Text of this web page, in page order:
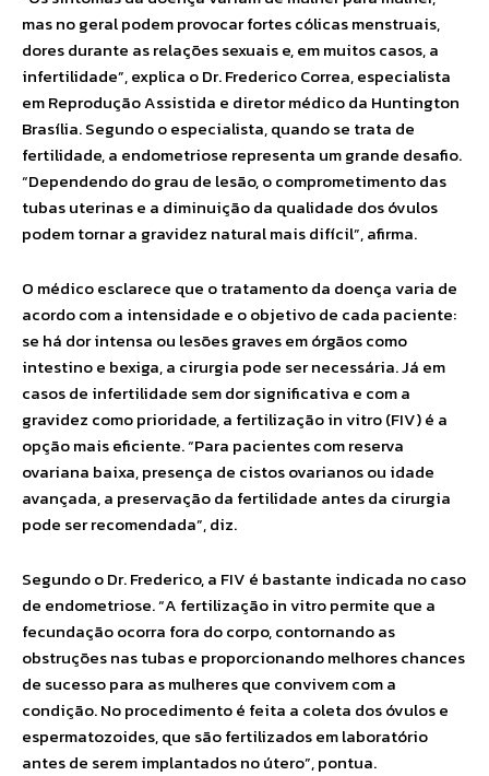
mas no geral podem provocar fortes cólicas menstruais,
dores durante as relações sexuais e, em muitos casos, a
infertilidade”, explica o Dr. Frederico Correa, especialista
em Reprodução Assistida e diretor médico da Huntington
Brasília. Segundo o especialista, quando se trata de
fertilidade, a endometriose representa um grande desafio.
“Dependendo do grau de lesão, o comprometimento das
tubas uterinas e a diminuição da qualidade dos óvulos
podem tornar a gravidez natural mais difícil”, afirma.
O médico esclarece que o tratamento da doença varia de
acordo com a intensidade e o objetivo de cada paciente:
se há dor intensa ou lesões graves em órgãos como
intestino e bexiga, a cirurgia pode ser necessária. Já em
casos de infertilidade sem dor significativa e com a
gravidez como prioridade, a fertilização in vitro (FIV) é a
opção mais eficiente. “Para pacientes com reserva
ovariana baixa, presença de cistos ovarianos ou idade
avançada, a preservação da fertilidade antes da cirurgia
pode ser recomendada”, diz.
Segundo o Dr. Frederico, a FIV é bastante indicada no caso
de endometriose. “A fertilização in vitro permite que a
fecundação ocorra fora do corpo, contornando as
obstruções nas tubas e proporcionando melhores chances
de sucesso para as mulheres que convivem com a
condição. No procedimento é feita a coleta dos óvulos e
espermatozoides, que são fertilizados em laboratório
antes de serem implantados no útero”, pontua.